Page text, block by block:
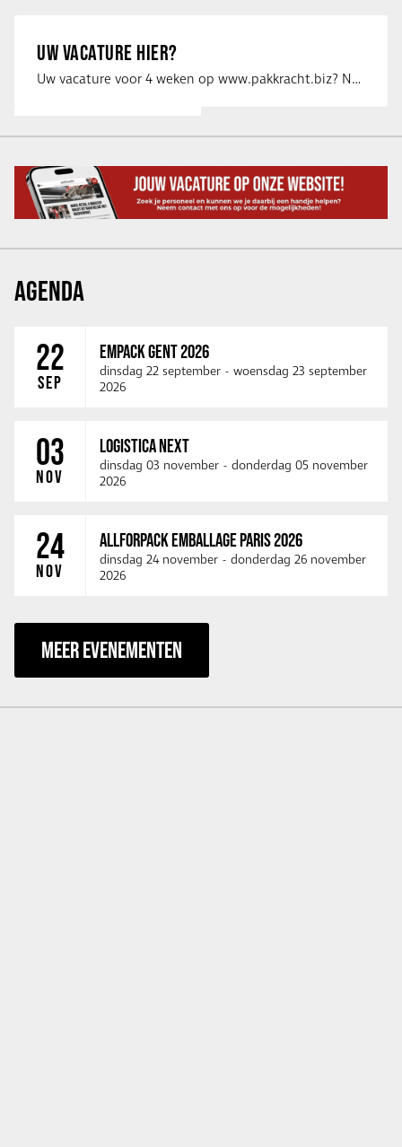
UW VACATURE HIER?
Uw vacature voor 4 weken op www.pakkracht.biz? Neem dan contact op met Yannick van …
AGENDA
22
SEP
EMPACK GENT 2026
dinsdag 22 september - woensdag 23 september
2026
03
NOV
LOGISTICA NEXT
dinsdag 03 november - donderdag 05 november
2026
24
NOV
ALLFORPACK EMBALLAGE PARIS 2026
dinsdag 24 november - donderdag 26 november
2026
MEER EVENEMENTEN